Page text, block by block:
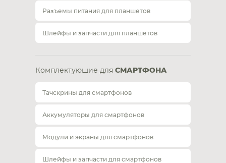
Разъемы питания для планшетов
Шлейфы и запчасти для планшетов
Комплектующие для СМАРТФОНА
Тачскрины для смартфонов
Аккумуляторы для смартфонов
Модули и экраны для смартфонов
Шлейфы и запчасти для смартфонов